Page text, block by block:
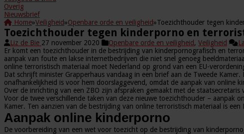
Overig
Nieuwsbrief
Home»Veiligheid»Openbare orde en veiligheid»Toezichthouder tegen
Toezichthouder tegen kinderporno en
Liz de Bie 27 november 2020 Openbare orde en veiligheid, Veiligheid
Er komt een toezichthouder in de bestrijding van kinderpornografisch en
aanpak van foute en lakse internetbedrijven die niet snel genoeg
online terroristisch materiaal moet Nederland op grond van een EU-
Dat schrijft minister Grapperhaus vandaag in een brief aan de Tweede
onafhankelijkheid is voor hem doorslaggevend, omdat de aanpak van online
Over de inrichting van een ZBO zijn afspraken gemaakt met de
Voor de twee verschillende taken van deze nieuwe toezichthouder – aanpak
Kamer. Ten aanzien van de bestrijding van online terroristisch materiaal is
Aanpak online kinderporno
De voorbereiding van een wet voor toezicht op de bestrijding van